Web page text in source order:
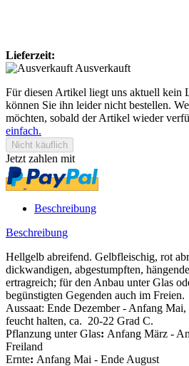
Lieferzeit:
Ausverkauft
Für diesen Artikel liegt uns aktuell kein
können Sie ihn leider nicht bestellen.
möchten, sobald der Artikel wieder
einfach.
Jetzt zahlen mit
Beschreibung
Beschreibung
Hellgelb abreifend. Gelbfleischig, rot
dickwandigen, abgestumpften,
ertragreich; für den Anbau unter Glas
begünstigten Gegenden auch im Freien.
Aussaat: Ende Dezember - Anfang
feucht halten, ca. 20-22 Grad C.
Pflanzung unter Glas: Anfang März -
Freiland
Ernte: Anfang Mai - Ende August